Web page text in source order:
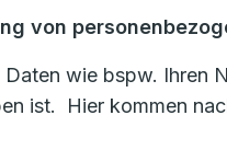
von
wie bspw. Ihren
ist. Hier kommen